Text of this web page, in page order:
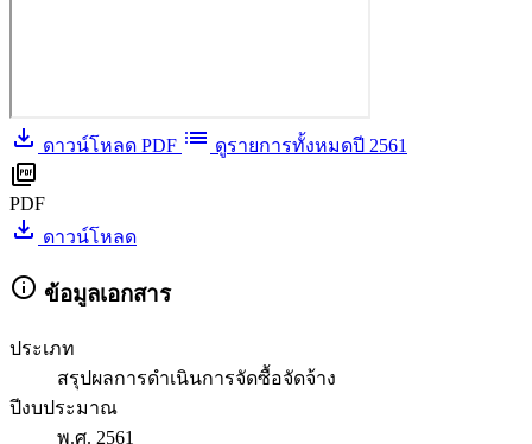
download ดาวน์โหลด PDF list ดูรายการทั้งหมดปี 2561
picture_as_pdf
PDF
download ดาวน์โหลด
info ข้อมูลเอกสาร
ประเภท
สรุปผลการดำเนินการจัดซื้อจัดจ้าง
ปีงบประมาณ
พ.ศ. 2561